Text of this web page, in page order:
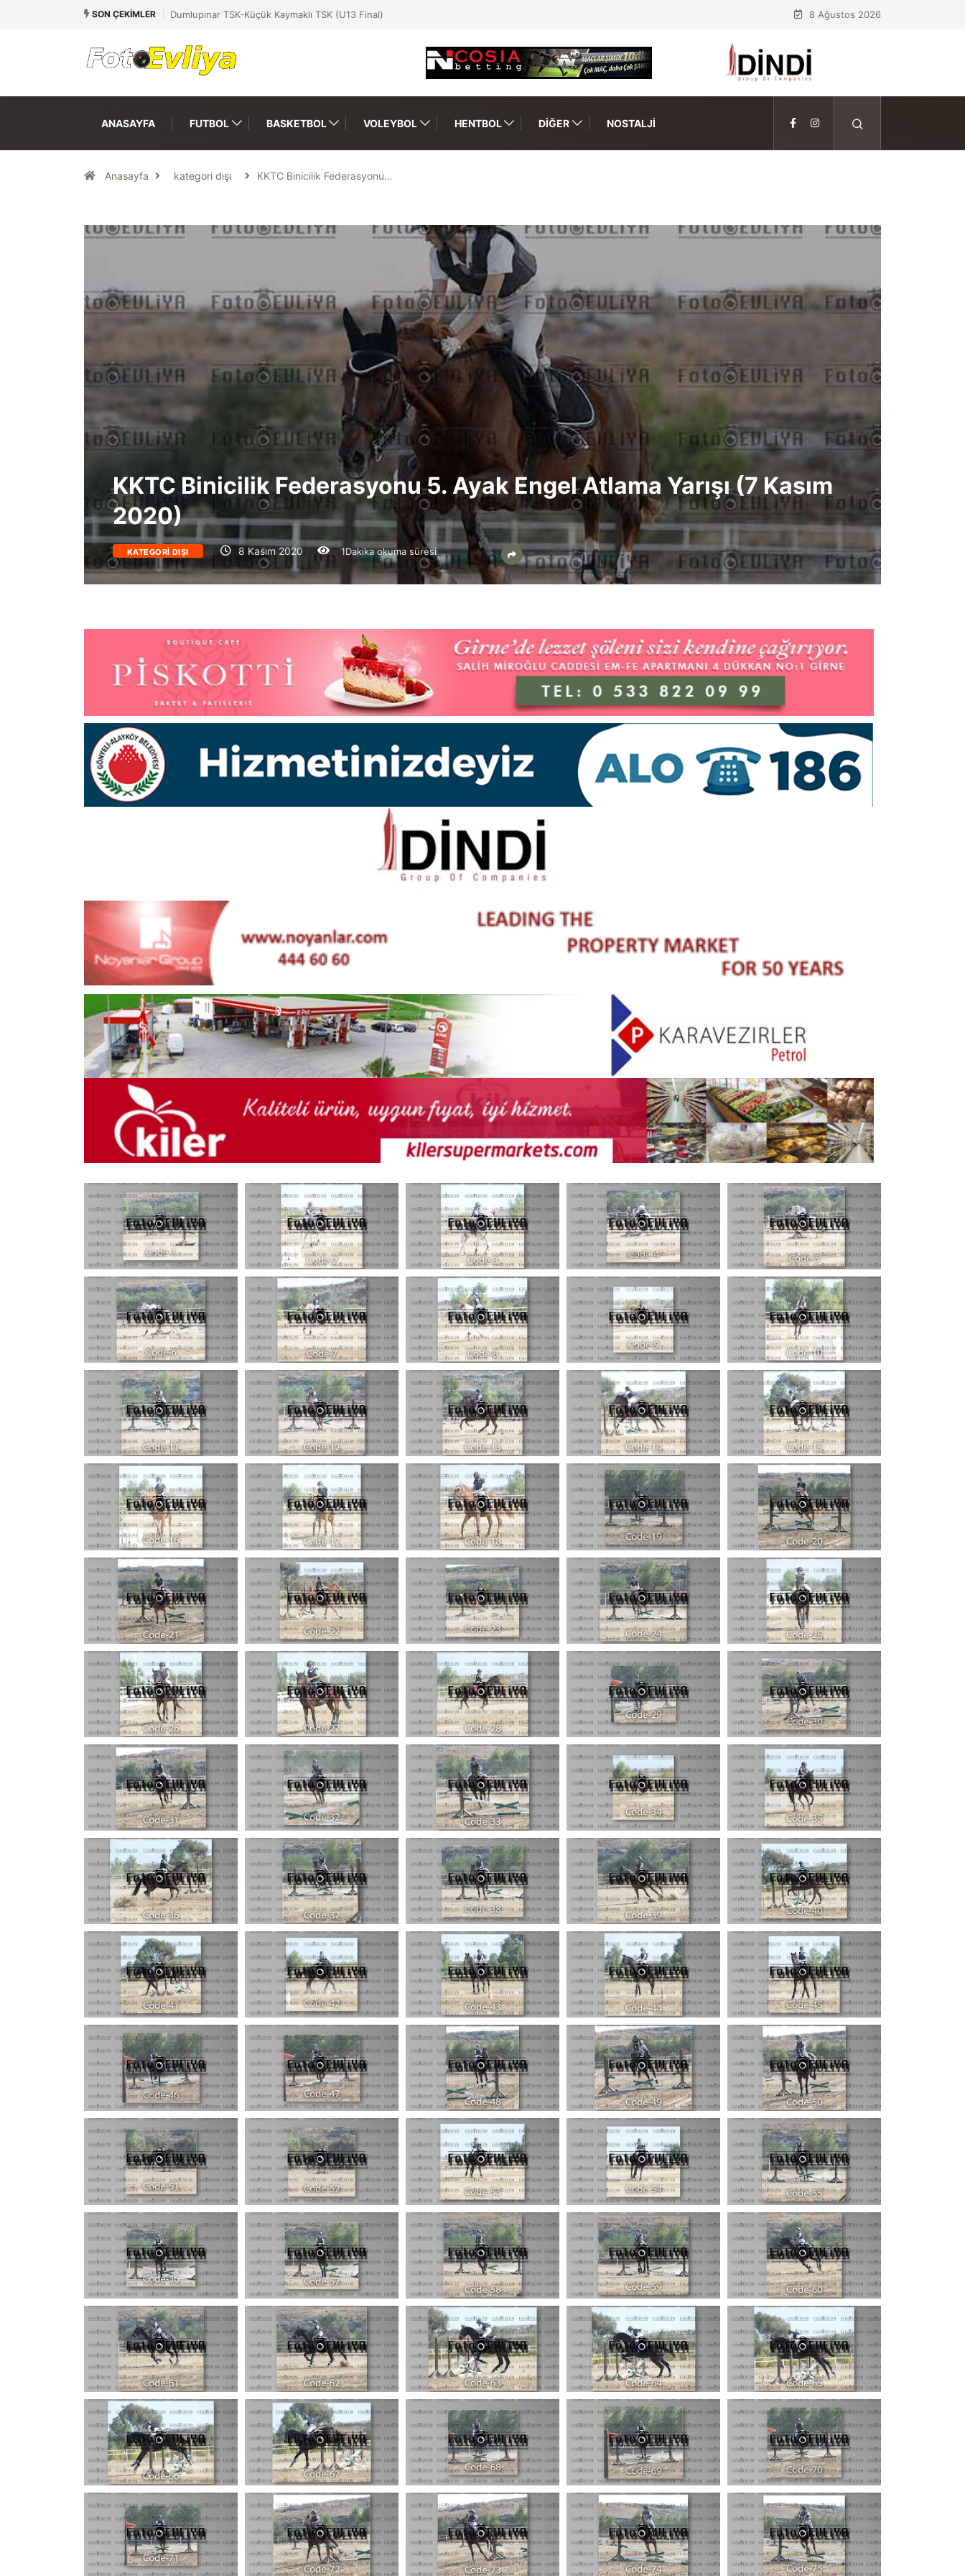
SON ÇEKIMLER Dumlupınar TSK-Küçük Kaymaklı TSK (U13 Final) 8 Ağustos 2026
ANASAYFA FUTBOL BASKETBOL VOLEYBOL HENTBOL DIĞER NOSTALJI
Anasayfa kategori dışı KKTC Binicilik Federasyonu…
KKTC Binicilik Federasyonu 5. Ayak Engel Atlama Yarışı (7 Kasım
2020)
KATEGORI DIŞI 8 Kasım 2020 1Dakika okuma süresi